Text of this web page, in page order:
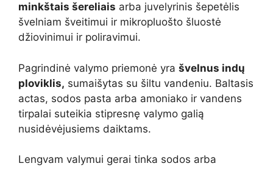
minkštais šereliais arba juvelyrinis šepetėlis
švelniam šveitimui ir mikropluošto šluostė
džiovinimui ir poliravimui.
Pagrindinė valymo priemonė yra švelnus indų
ploviklis, sumaišytas su šiltu vandeniu. Baltasis
actas, sodos pasta arba amoniako ir vandens
tirpalai suteikia stipresnę valymo galią
nusidėvėjusiems daiktams.
Lengvam valymui gerai tinka sodos arba